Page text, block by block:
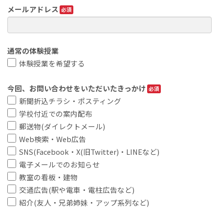
メールアドレス
通常の体験授業
体験授業を希望する
今回、お問い合わせをいただいたきっかけ
新聞折込チラシ・ポスティング
学校付近での案内配布
郵送物(ダイレクトメール)
Web検索・Web広告
SNS(Facebook・X(旧Twitter)・LINEなど)
電子メールでのお知らせ
教室の看板・建物
交通広告(駅や電車・電柱広告など)
紹介(友人・兄弟姉妹・アップ系列など)